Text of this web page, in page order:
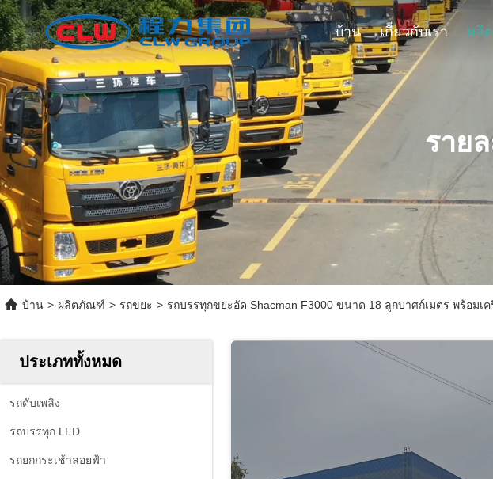
บ้าน เกี่ยวกับเรา ผลิ
ราย
บ้าน > ผลิตภัณฑ์ > รถขยะ > รถบรรทุกขยะอัด Shacman F3000 ขนาด 18 ลูกบาศก์เมตร พร้อมเ
ประเภททั้งหมด
รถดับเพลิง
รถบรรทุก LED
รถยกกระเช้าลอยฟ้า